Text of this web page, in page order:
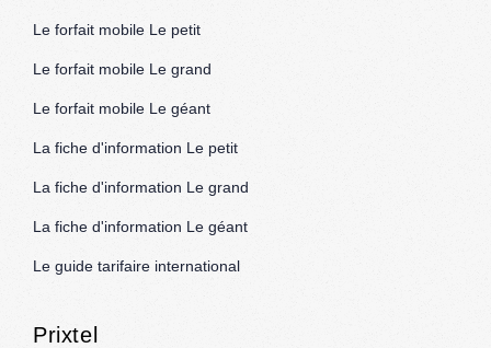
Le forfait mobile Le petit
Le forfait mobile Le grand
Le forfait mobile Le géant
La fiche d'information Le petit
La fiche d'information Le grand
La fiche d'information Le géant
Le guide tarifaire international
Prixtel